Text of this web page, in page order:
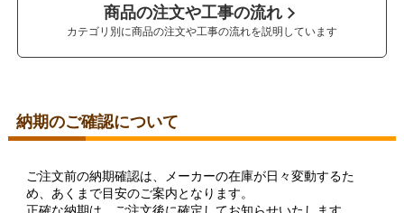
商品の注文や工事の流れ
カテゴリ別に商品の注文や工事の流れを説明しています
納期のご確認について
ご注文前の納期確認は、メーカーの在庫が日々変動するた
め、あくまで目安のご案内となります。